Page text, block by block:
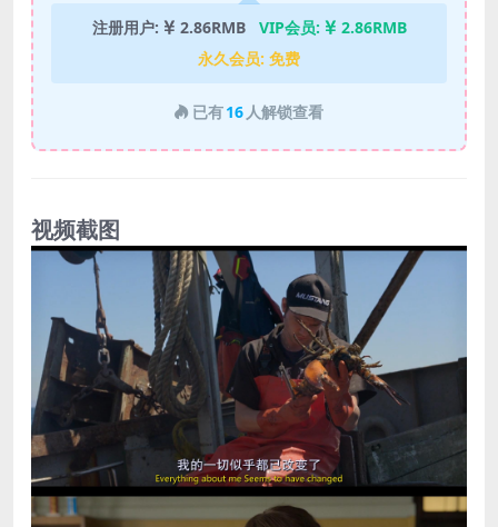
注册用户: 2.86RMB VIP会员:
2.86RMB
永久会员: 免费
已有16 人解锁查看
视频截图